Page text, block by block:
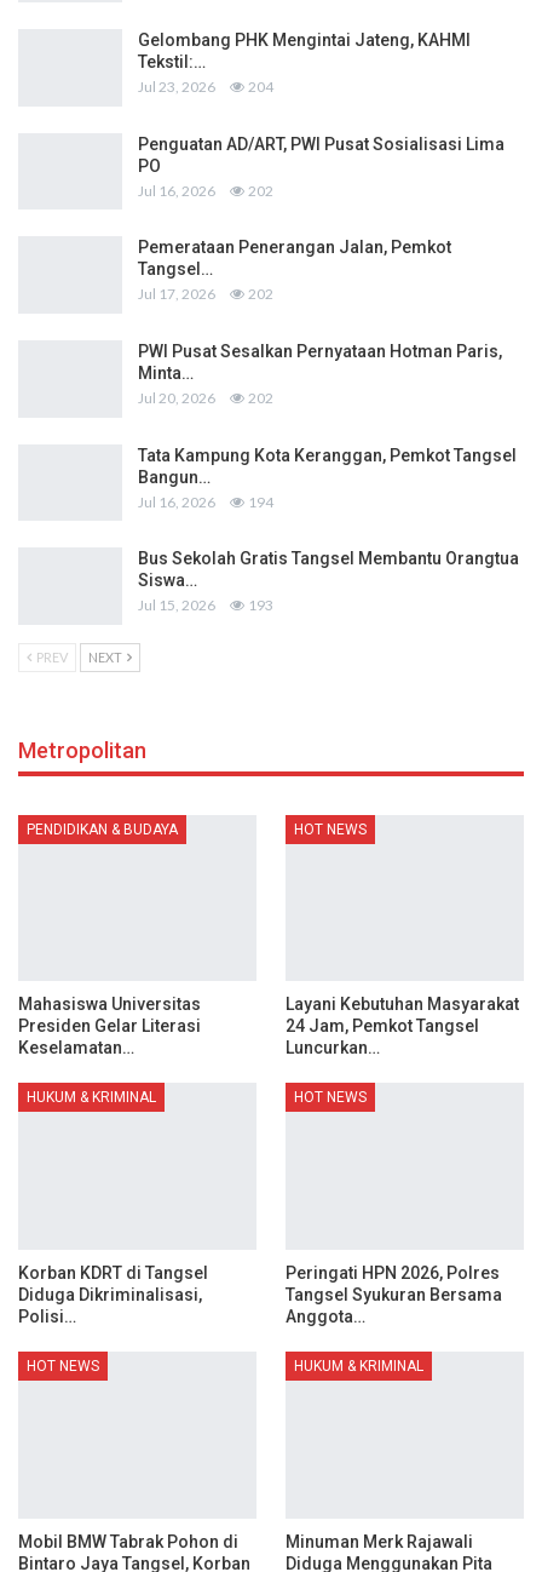
Gelombang PHK Mengintai Jateng, KAHMI
Tekstil:…
Jul 23, 2026 204
Penguatan AD/ART, PWI Pusat Sosialisasi Lima
PO
Jul 16, 2026 202
Pemerataan Penerangan Jalan, Pemkot
Tangsel…
Jul 17, 2026 202
PWI Pusat Sesalkan Pernyataan Hotman Paris,
Minta…
Jul 20, 2026 202
Tata Kampung Kota Keranggan, Pemkot Tangsel
Bangun…
Jul 16, 2026 194
Bus Sekolah Gratis Tangsel Membantu Orangtua
Siswa…
Jul 15, 2026 193
PREV NEXT
Metropolitan
PENDIDIKAN & BUDAYA
Mahasiswa Universitas
Presiden Gelar Literasi
Keselamatan…
HOT NEWS
Layani Kebutuhan Masyarakat
24 Jam, Pemkot Tangsel
Luncurkan…
HUKUM & KRIMINAL
Korban KDRT di Tangsel
Diduga Dikriminalisasi,
Polisi…
HOT NEWS
Peringati HPN 2026, Polres
Tangsel Syukuran Bersama
Anggota…
HOT NEWS
Mobil BMW Tabrak Pohon di
Bintaro Jaya Tangsel, Korban
HUKUM & KRIMINAL
Minuman Merk Rajawali
Diduga Menggunakan Pita